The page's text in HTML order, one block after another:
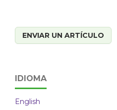
ENVIAR UN ARTÍCULO
IDIOMA
English